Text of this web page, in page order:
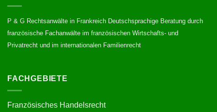
P & G Rechtsanwälte in Frankreich Deutschsprachige Beratung durch
französische Fachanwälte im französischen Wirtschafts- und
Privatrecht und im internationalen Familienrecht
FACHGEBIETE
Französisches Handelsrecht